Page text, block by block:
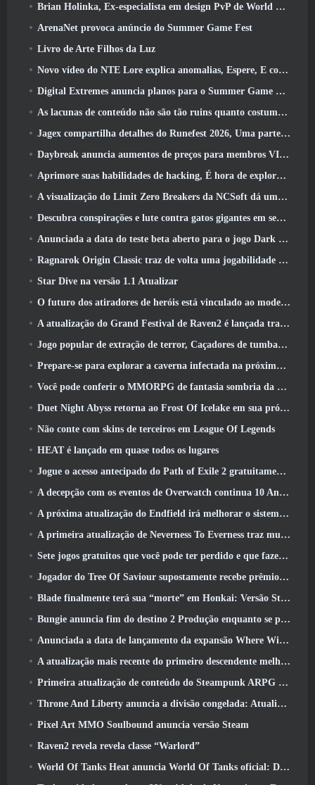
Brian Holinka, Ex-especialista em design PvP de World Of Warcraft, Junta-se à equipe MMO de League Of Legends
ArenaNet provoca anúncio do Summer Game Fest
Livro de Arte Filhos da Luz
Novo vídeo do NTE Lore explica anomalias, Espere, E como uma organização ‘secreta’ rastreia tudo
Digital Extremes anuncia planos para o Summer Game Fest
As lacunas de conteúdo não são tão ruins quanto costumavam ser
Jagex compartilha detalhes do Runefest 2026, Uma parte da comemoração do 25º aniversário do RuneScape IP
Daybreak anuncia aumentos de preços para membros VIP do Lord Of The Rings Online
Aprimore suas habilidades de hacking, É hora de explorar a cidade noturna em ondas uivantes
A visualização do Limit Zero Breakers da NCSoft dá uma ideia do que esperar do próximo teste do prólogo
Descubra conspirações e lute contra gatos gigantes em seu tempo de inatividade na última atualização de Where Winds Meet
Anunciada a data do teste beta aberto para o jogo Dark Fantasy Extraction, Caçador da Névoa
Ragnarok Origin Classic traz de volta uma jogabilidade justa de MMORPG e CBT abre em junho 4
Star Dive na versão 1.1 Atualizar
O futuro dos atiradores de heróis está vinculado ao modelo de serviço ao vivo F2P?
A atualização do Grand Festival de Raven2 é lançada trazendo consigo a nova classe Warlord
Jogo popular de extração de terror, Caçadores de tumbas, Lançamentos no Ocidente
Prepare-se para explorar a caverna infectada na próxima atualização do Eterspire
Você pode conferir o MMORPG de fantasia sombria da Nexon, Embers Of The Uncrown, durante o Steam Next Fest
Duet Night Abyss retorna ao Frost Of Icelake em sua próxima atualização Steampunk
Não conte com skins de terceiros em League Of Legends
HEAT é lançado em quase todos os lugares
Jogue o acesso antecipado do Path of Exile 2 gratuitamente neste fim de semana
A decepção com os eventos de Overwatch continua 10 Aniversário do ano
A próxima atualização do Endfield irá melhorar o sistema de fábrica
A primeira atualização de Neverness To Everness traz muito para a mesa
Sete jogos gratuitos que você pode ter perdido e que fazem parte do Steam Ocean Fest
Jogador do Tree Of Saviour supostamente recebe prêmio especial por gastar US$ 100 mil no jogo
Blade finalmente terá sua “morte” em Honkai: Versão Star Rail 4.3
Bungie anuncia fim do destino 2 Produção enquanto se preparam para trabalhar em novos projetos
Anunciada a data de lançamento da expansão Where Winds Meet “Imperial Palace”
A atualização mais recente do primeiro descendente melhora o ciclo agrícola e atualiza o modo Onslaught
Primeira atualização de conteúdo do Steampunk ARPG Crystalfall para abordar “principais preocupações dos jogadores”
Throne And Liberty anuncia a divisão congelada: Atualização Nix
Pixel Art MMO Soulbound anuncia versão Steam
Raven2 revela revela classe “Warlord”
World Of Tanks Heat anuncia World Of Tanks oficial: Data de lançamento do HEAT